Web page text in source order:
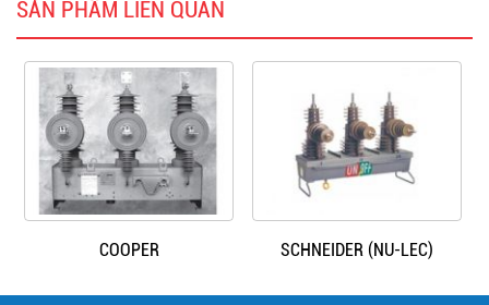
SẢN PHẨM LIÊN QUAN
COOPER SCHNEIDER (NU-LEC)